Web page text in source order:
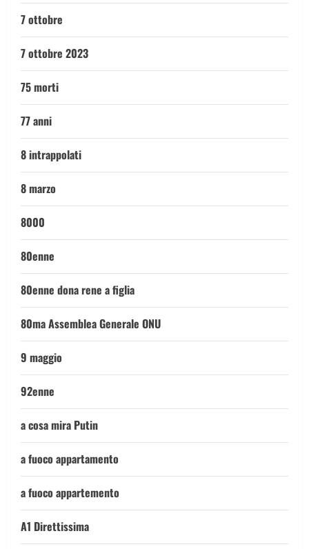
7 ottobre
7 ottobre 2023
75 morti
77 anni
8 intrappolati
8 marzo
8000
80enne
80enne dona rene a figlia
80ma Assemblea Generale ONU
9 maggio
92enne
a cosa mira Putin
a fuoco appartamento
a fuoco appartemento
A1 Direttissima